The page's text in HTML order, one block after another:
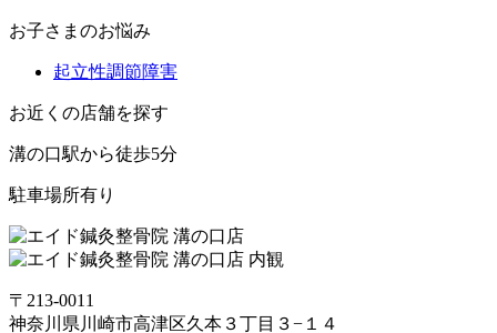
お子さまのお悩み
起立性調節障害
お近くの店舗を探す
溝の口駅から徒歩5分
駐車場所有り
〒213-0011
神奈川県川崎市高津区久本３丁目３−１４